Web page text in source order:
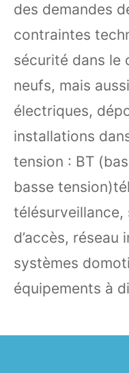
des demandes
contraintes
sécurité dans le
neufs, mais
électriques,
installations
tension : BT
basse
d’accès, réseau
systèmes
équipements à